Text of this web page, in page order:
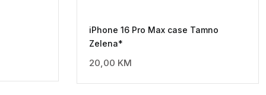
iPhone 16 Pro Max case Tamno
Zelena*
20,00 KM